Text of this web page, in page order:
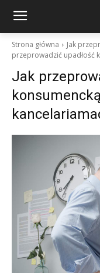
Strona główna Jak
przeprowadzić upadłość
Jak